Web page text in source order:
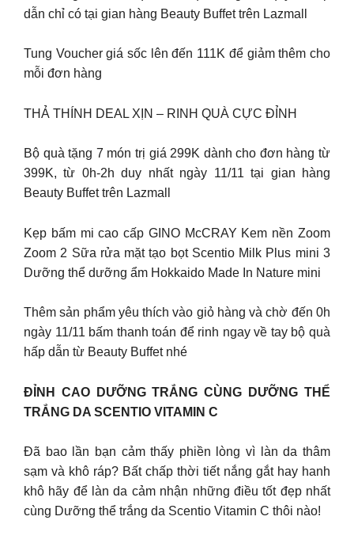
dẫn chỉ có tại gian hàng Beauty Buffet trên Lazmall
Tung Voucher giá sốc lên đến 111K để giảm thêm cho
mỗi đơn hàng
THẢ THÍNH DEAL XỊN – RINH QUÀ CỰC ĐỈNH
Bộ quà tặng 7 món trị giá 299K dành cho đơn hàng từ
399K, từ 0h-2h duy nhất ngày 11/11 tại gian hàng
Beauty Buffet trên Lazmall
Kẹp bấm mi cao cấp GINO McCRAY Kem nền Zoom
Zoom 2 Sữa rửa mặt tạo bọt Scentio Milk Plus mini 3
Dưỡng thể dưỡng ẩm Hokkaido Made In Nature mini
Thêm sản phẩm yêu thích vào giỏ hàng và chờ đến 0h
ngày 11/11 bấm thanh toán để rinh ngay về tay bộ quà
hấp dẫn từ Beauty Buffet nhé
ĐỈNH CAO DƯỠNG TRẮNG CÙNG DƯỠNG THỂ
TRẮNG DA SCENTIO VITAMIN C
Đã bao lần bạn cảm thấy phiền lòng vì làn da thâm
sạm và khô ráp? Bất chấp thời tiết nắng gắt hay hanh
khô hãy để làn da cảm nhận những điều tốt đẹp nhất
cùng Dưỡng thể trắng da Scentio Vitamin C thôi nào!